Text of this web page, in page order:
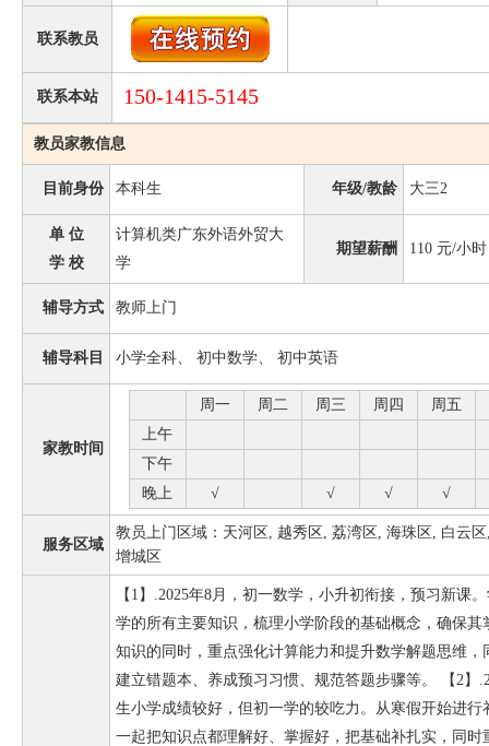
联系教员
联系本站 150-1415-5145
教员家教信息
目前身份 本科生 年级/教龄 大三2
单 位
学 校
计算机类广东外语外贸大
学
期望薪酬 110 元/小时
辅导方式 教师上门
辅导科目 小学全科、 初中数学、 初中英语
家教时间
周一 周二 周三 周四 周五
上午
下午
晚上
√ √ √ √
服务区域
教员上门区域：天河区, 越秀区, 荔湾区, 海珠区, 白云
增城区
【1】.2025年8月，初一数学，小升初衔接，预习新课
学的所有主要知识，梳理小学阶段的基础概念，确保
知识的同时，重点强化计算能力和提升数学解题思维
建立错题本、养成预习习惯、规范答题步骤等。 【2】
生小学成绩较好，但初一学的较吃力。从寒假开始进
一起把知识点都理解好、掌握好，把基础补扎实，同